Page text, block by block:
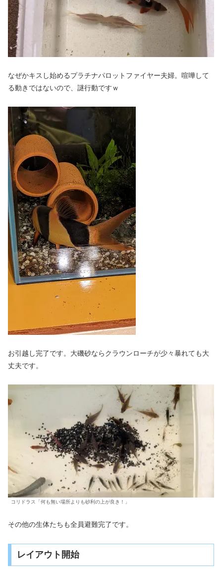
なぜかキスし始めるプラチナパロットファイヤー夫婦。喧嘩して
る動きではないので、謎行動ですｗ
お引越し完了です。大磯砂ならクラウンローチが少々暴れても大
丈夫です。
コリドラス「何も無い場所よりも砂利の上が良き！」
その他の生体たちも全員避難完了です。
レイアウト開始